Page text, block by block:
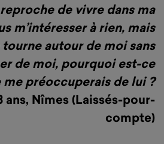
de vivre dans ma
m’intéresser à rien, mais
autour de moi sans
de moi, pourquoi est-ce
me préoccuperais de lui ?
ans, Nîmes (Laissés-pour-
compte)